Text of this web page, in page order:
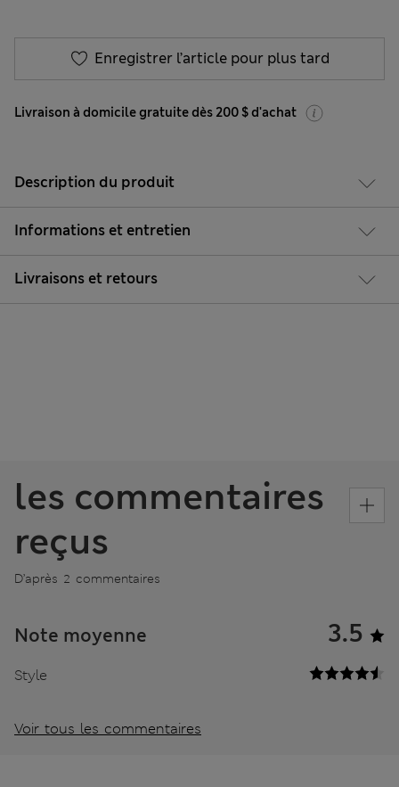
Enregistrer l’article pour plus tard
Livraison à domicile gratuite dès 200 $ d'achat
Description du produit
Informations et entretien
Livraisons et retours
les commentaires
reçus
D’après 2 commentaires
Note moyenne 3.5
Style
Voir tous les commentaires